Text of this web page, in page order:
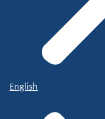
English